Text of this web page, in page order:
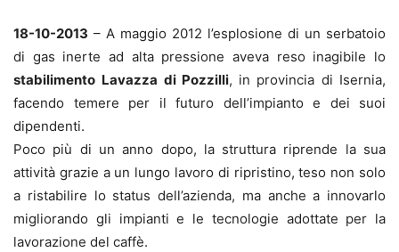
18-10-2013 – A maggio 2012 l’esplosione di un serbatoio
di gas inerte ad alta pressione aveva reso inagibile lo
stabilimento Lavazza di Pozzilli, in provincia di Isernia,
facendo temere per il futuro dell’impianto e dei suoi
dipendenti.
Poco più di un anno dopo, la struttura riprende la sua
attività grazie a un lungo lavoro di ripristino, teso non solo
a ristabilire lo status dell’azienda, ma anche a innovarlo
migliorando gli impianti e le tecnologie adottate per la
lavorazione del caffè.